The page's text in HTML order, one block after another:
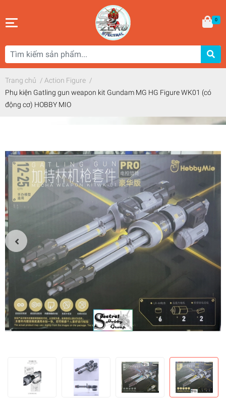
0
Trang chủ / Action Figure /
Phụ kiện Gatling gun weapon kit Gundam MG HG Figure WK01 (có
động cơ) HOBBY MIO